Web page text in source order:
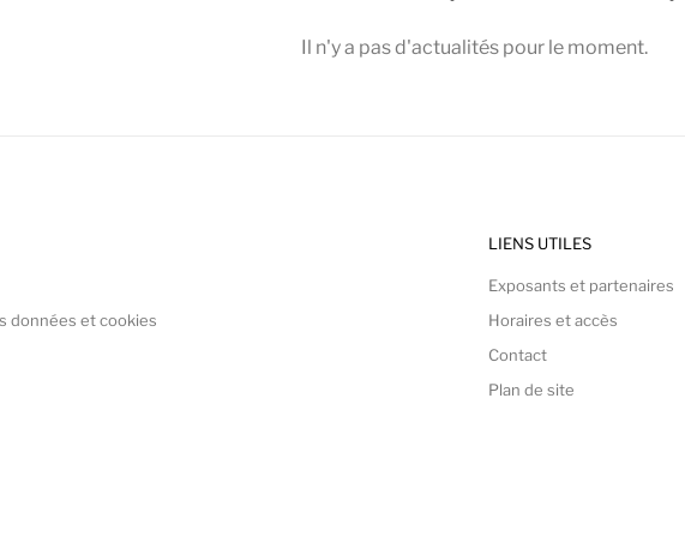
Il n'y a pas d'actualités pour le moment.
données et cookies
LIENS UTILES
Exposants et partenaires
Horaires et accès
Contact
Plan de site